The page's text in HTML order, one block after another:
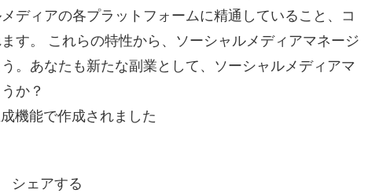
ディアの各プラットフォームに精通していること、コ
す。 これらの特性から、ソーシャルメディアマネージ
。あなたも新たな副業として、ソーシャルメディアマ
か？
機能で作成されました
シェアする